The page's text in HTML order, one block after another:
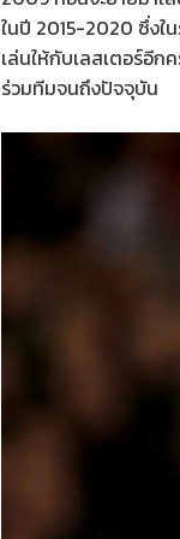
ในปี 2015-2020 ซึ่ง
เล่นให้กับเลสเตอร์อีก
ร่วมทีมจนถึงปัจจุบัน